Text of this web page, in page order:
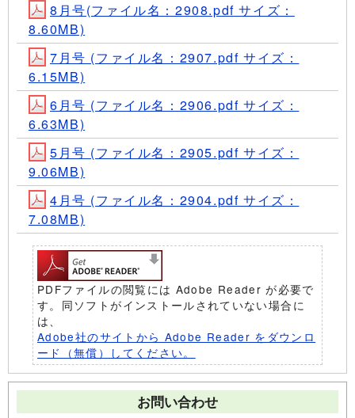
8月号(ファイル名：2908.pdf サイズ：
8.60MB)
7月号 (ファイル名：2907.pdf サイズ：
6.15MB)
6月号 (ファイル名：2906.pdf サイズ：
6.63MB)
5月号 (ファイル名：2905.pdf サイズ：
9.06MB)
4月号 (ファイル名：2904.pdf サイズ：
7.08MB)
PDFファイルの閲覧には Adobe Reader が必要で
す。同ソフトがインストールされていない場合に
は、
Adobe社のサイトから Adobe Reader をダウンロ
ード（無償）してください。
お問い合わせ